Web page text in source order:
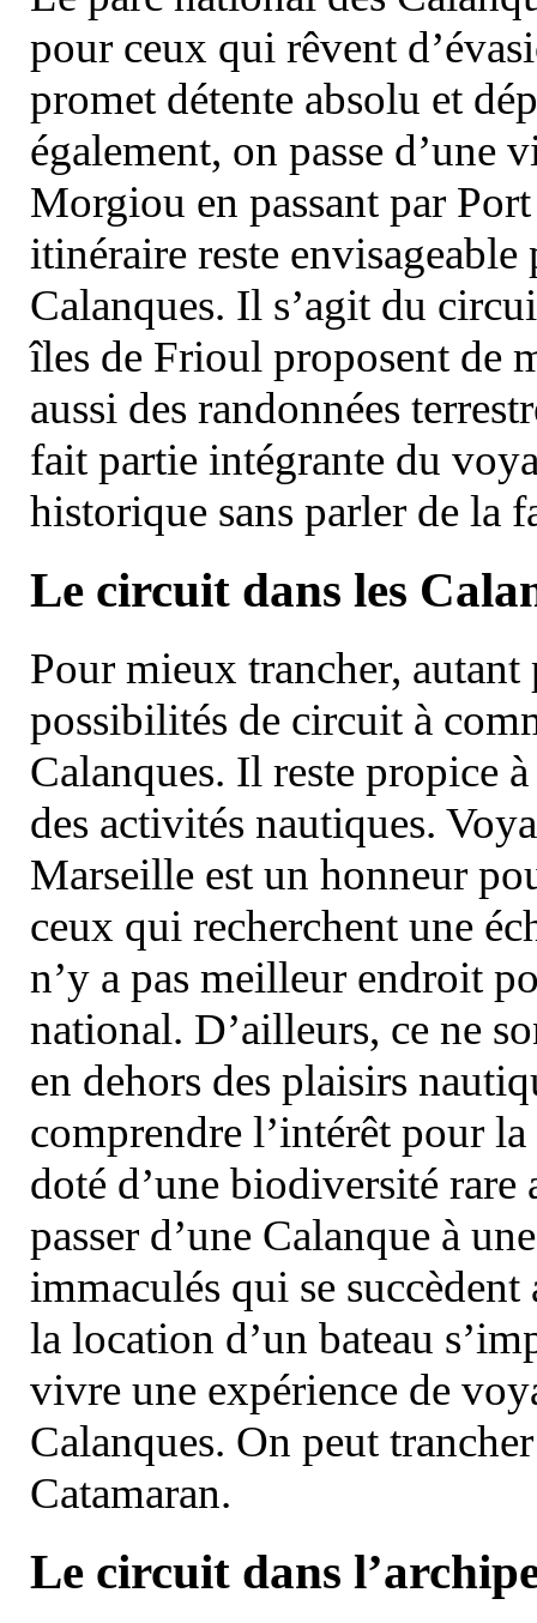
pour ceux qui rêvent
promet détente absolu et
également, on passe d’une
Morgiou en passant par
itinéraire reste
Calanques. Il s’agit du
îles de Frioul proposent de
aussi des randonnées
fait partie intégrante du
historique sans parler de la
Le circuit dans les
Pour mieux trancher, autant
possibilités de circuit à
Calanques. Il reste propice
des activités nautiques.
Marseille est un honneur
ceux qui recherchent une
n’y a pas meilleur endroit
national. D’ailleurs, ce ne
en dehors des plaisirs
comprendre l’intérêt pour
doté d’une biodiversité
passer d’une Calanque à
immaculés qui se
la location d’un bateau
vivre une expérience de
Calanques. On peut
Catamaran.
Le circuit dans